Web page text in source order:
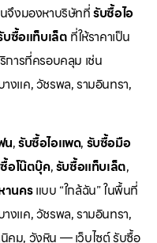
จึงมองหาบริษัทที่รับซื้อไอ
บซื้อแท็บเล็ต ที่ให้ราคาเป็น
การที่ครอบคลุม เช่น
งแค, วัชรพล, รามอินทรา,
น,รับซื้อไอแพด, รับซื้อมือ
อโน๊ตบุ๊ค,รับซื้อแท็บเล็ต,
านครแบบ “ใกล้ฉัน” ในพื้นที่
งแค, วัชรพล, รามอินทรา,
คม, วังหิน — เว็บไซต์ รับซื้อ